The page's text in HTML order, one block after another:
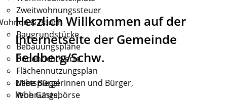
Zweitwohnungssteuer
& Bauen
Baugrundstücke
Bebauungspläne
Bodenrichtwerte
Flächennutzungsplan
Mietspiegel
Wohnungsbörse
Herzlich Willkommen auf der
Internetseite der Gemeinde
Feldberg/Schw.
Liebe Bürgerinnen und Bürger,
liebe Gäste,